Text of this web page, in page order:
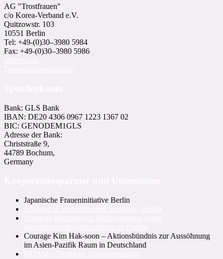
AG "Trostfrauen"
c/o Korea-Ver­band e.V.
Quitzowstr. 103
10551 Berlin
Tel: +49-(0)30–3980 5984
Fax: +49-(0)30–3980 5986
Bank: GLS Bank
IBAN: DE20 4306 0967 1223 1367 02
BIC: GENODEM1GLS
Adresse der Bank:
Christstraße 9,
44789 Bochum,
Germany
Japanische Fraueninitiative Berlin
Courage Kim Hak-soon – Aktionsbündnis zur Aussöhnung
im Asien-Pazifik Raum in Deutschland